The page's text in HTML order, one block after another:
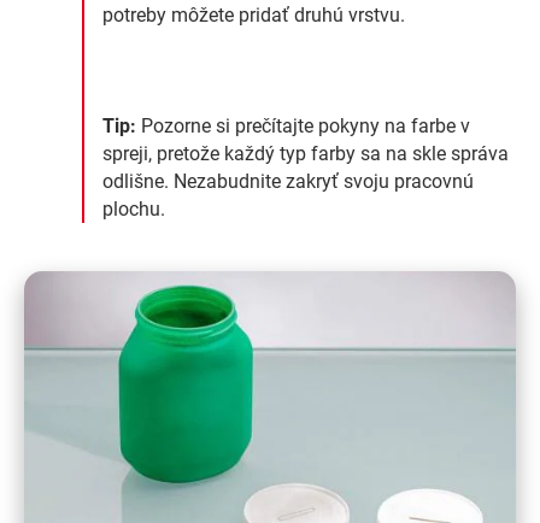
potreby môžete pridať druhú vrstvu.
Tip: Pozorne si prečítajte pokyny na farbe v
spreji, pretože každý typ farby sa na skle správa
odlišne. Nezabudnite zakryť svoju pracovnú
plochu.